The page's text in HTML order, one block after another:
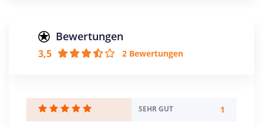
Zulassungsbeschränkung
180
Bewertungen
3,5 2 Bewertungen
SEHR GUT 1